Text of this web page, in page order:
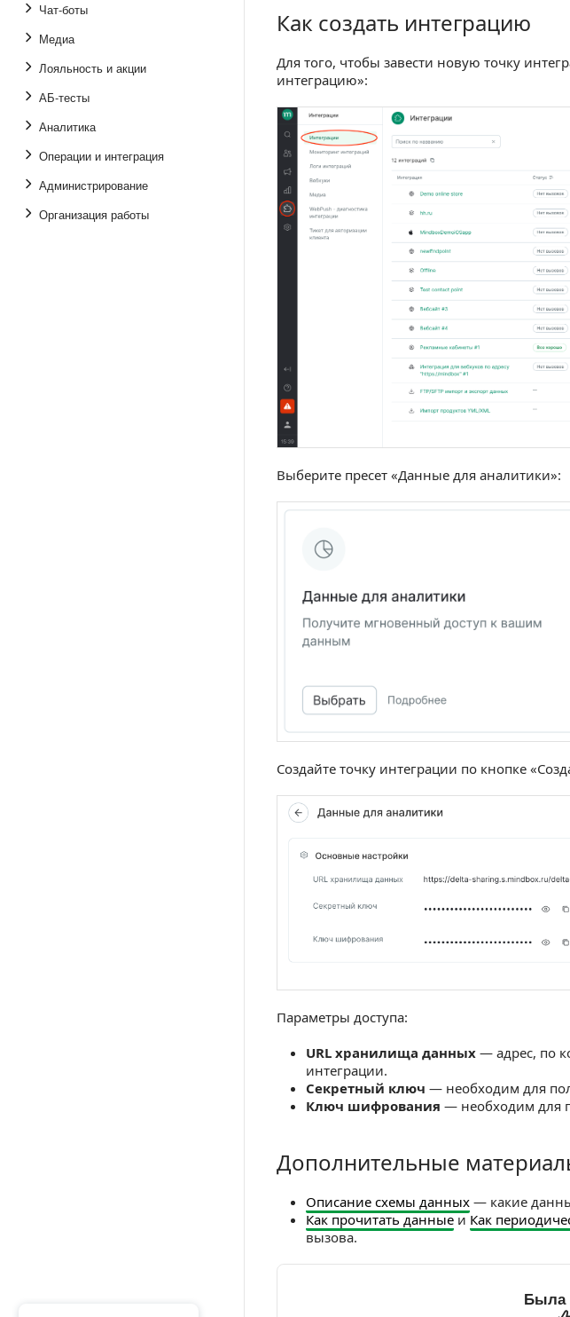
Чат-боты
Медиа
Лояльность и акции
АБ-тесты
Аналитика
Операции и интеграция
Администрирование
Организация работы
Как создать интеграцию
Как создать интеграцию
Для того, чтобы завести новую точку
интеграцию»:
Выберите пресет «Данные для аналитики»:
Создайте точку интеграции по кнопке
Параметры доступа:
URL хранилища данных — адрес, по
интеграции.
Секретный ключ — необходим для
Ключ шифрования — необходим для
Дополнительные материалы
Дополнительные
Описание схемы данных — какие
Как прочитать данные и Как
вызова.
Была